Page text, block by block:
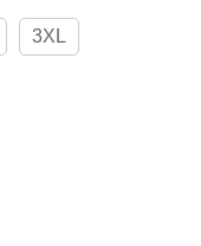
3XL